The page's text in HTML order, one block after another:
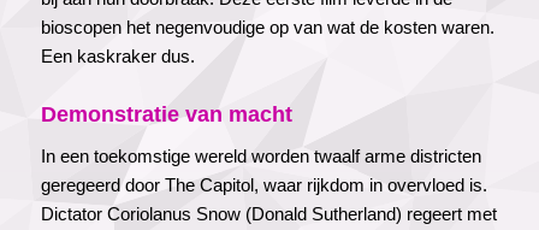
bioscopen het negenvoudige op van wat de kosten waren.
Een kaskraker dus.
Demonstratie van macht
In een toekomstige wereld worden twaalf arme districten
geregeerd door The Capitol, waar rijkdom in overvloed is.
Dictator Coriolanus Snow (Donald Sutherland) regeert met